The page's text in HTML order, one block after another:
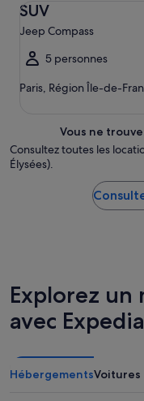
SUV
Jeep Compass
5 personnes
Paris, Région Île-de-
Vous ne
Consultez toutes les
Élysées).
Explorez un
avec Expedia
HébergementsVoitures